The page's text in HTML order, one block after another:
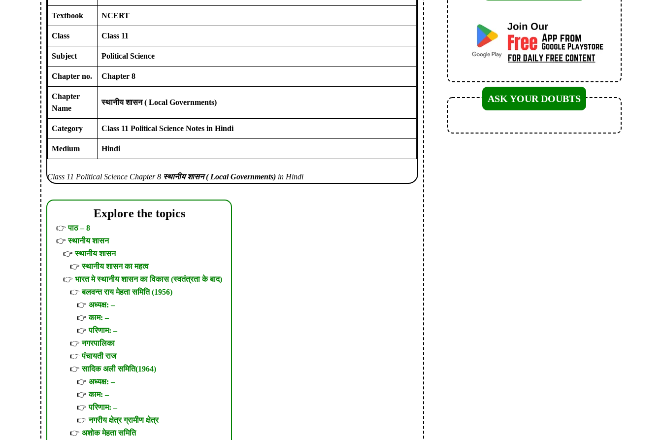
Textbook NCERT
Class Class 11
Subject Political Science
Chapter no. Chapter 8
Chapter
Name
स्थानीय शासन ( Local Governments)
Category Class 11 Political Science Notes in Hindi
Medium Hindi
Class 11 Political Science Chapter 8 स्थानीय शासन ( Local Governments) in Hindi
Explore the topics
पाठ – 8
स्थानीय शासन
स्थानीय शासन
स्थानीय शासन का महत्व
भारत मे स्थानीय शासन का विकास (स्वतंत्रता के बाद)
बलवन्त राय मेहता समिति (1956)
अध्यक्ष: –
काम: –
परिणाम: –
नगरपालिका
पंचायती राज
सादिक अली समिति(1964)
अध्यक्ष: –
काम: –
परिणाम: –
नगरीय क्षेत्र ग्रामीण क्षेत्र
अशोक मेहता समिति
ASK YOUR DOUBTS